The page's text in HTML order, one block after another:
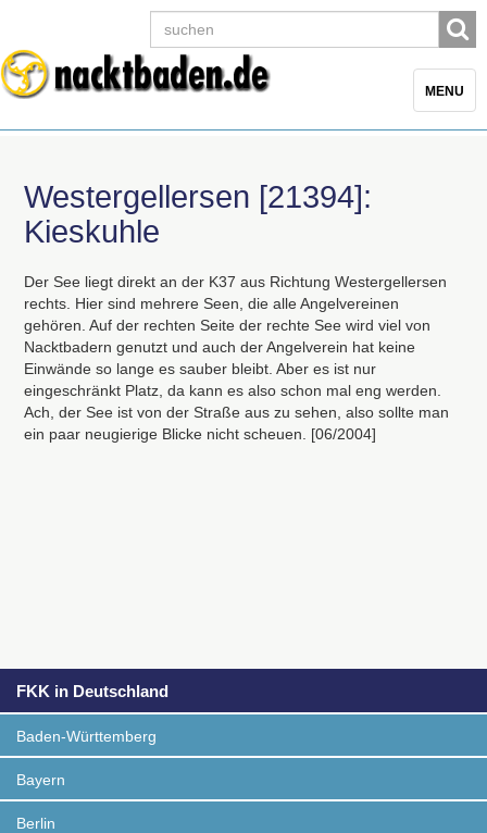
Toggle
MENU
Westergellersen [21394]:
Kieskuhle
Der See liegt direkt an der K37 aus Richtung Westergellersen
rechts. Hier sind mehrere Seen, die alle Angelvereinen
gehören. Auf der rechten Seite der rechte See wird viel von
Nacktbadern genutzt und auch der Angelverein hat keine
Einwände so lange es sauber bleibt. Aber es ist nur
eingeschränkt Platz, da kann es also schon mal eng werden.
Ach, der See ist von der Straße aus zu sehen, also sollte man
ein paar neugierige Blicke nicht scheuen. [06/2004]
FKK in Deutschland
Baden-Württemberg
Bayern
Berlin